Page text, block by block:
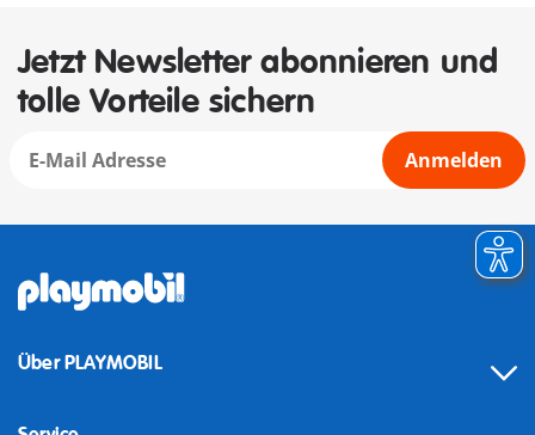
Jetzt Newsletter abonnieren und
tolle Vorteile sichern
Anmelden
Über PLAYMOBIL